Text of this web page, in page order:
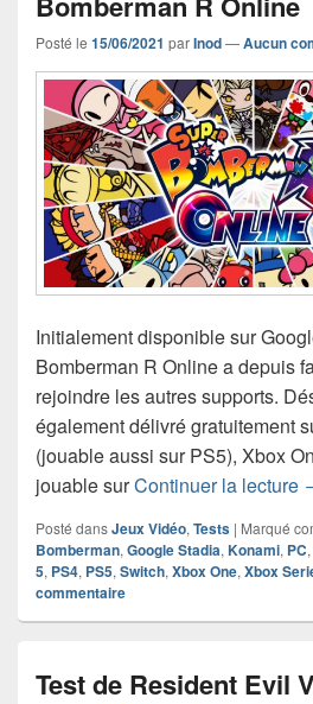
Posté le 15/06/2021 parInod—Aucun
Initialement disponible sur
Bomberman R Online a depuis
rejoindre les autres supports.
également délivré gratuitement
(jouable aussi sur PS5), Xbox
jouable surContinuer la lecture
Posté dansJeux Vidéo, Tests | Marqué
Bomberman, Google Stadia, Konami, PC,
5, PS4, PS5, Switch, Xbox One, Xbox
commentaire
Test de Resident Evil